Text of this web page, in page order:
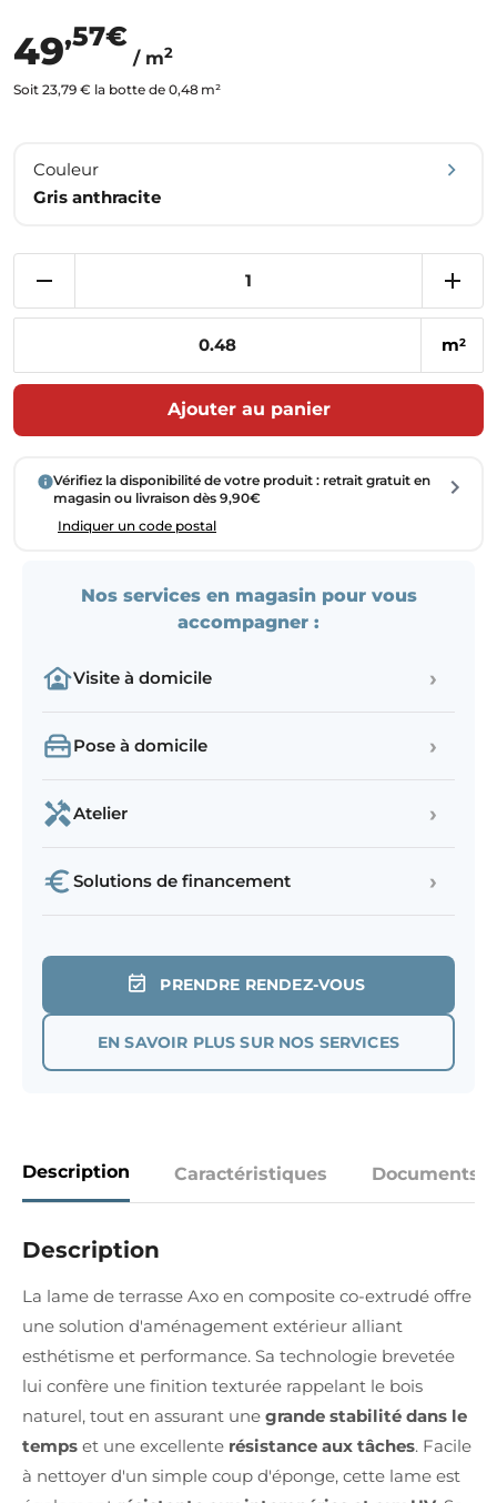
49,57€
/ m2
Soit 23,79 € la botte de 0,48 m²
Couleur
Gris anthracite
m2
Ajouter au panier
Vérifiez la disponibilité de votre produit : retrait gratuit en
magasin ou livraison dès 9,90€
Indiquer un code postal
Nos services en magasin pour vous
accompagner :
Visite à domicile ›
Pose à domicile ›
Atelier ›
Solutions de financement ›
PRENDRE RENDEZ-VOUS
EN SAVOIR PLUS SUR NOS SERVICES
Description Caractéristiques Documents
Description
La lame de terrasse Axo en composite co-extrudé offre
une solution d'aménagement extérieur alliant
esthétisme et performance. Sa technologie brevetée
lui confère une finition texturée rappelant le bois
naturel, tout en assurant une grande stabilité dans le
temps et une excellente résistance aux tâches. Facile
à nettoyer d'un simple coup d'éponge, cette lame est